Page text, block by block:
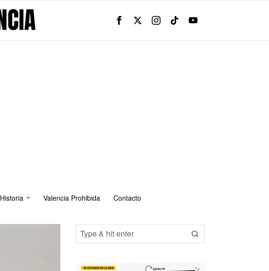
Historia Valencia Prohibida Contacto